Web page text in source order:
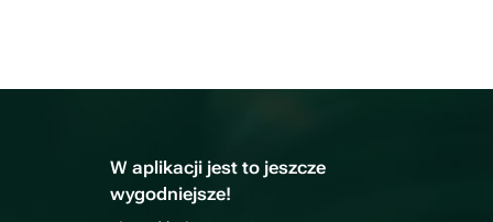
W aplikacji jest to jeszcze
wygodniejsze!